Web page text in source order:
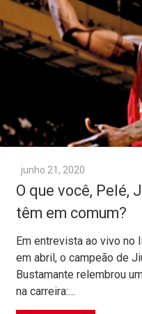
junho 21, 2020
O que você, Pelé,
têm em comum?
Em entrevista ao vivo no
em abril, o campeão de
Bustamante relembrou
na carreira:…